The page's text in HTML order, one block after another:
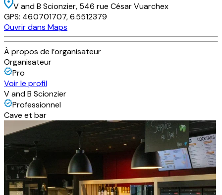
V and B Scionzier, 546 rue César Vuarchex
GPS: 46.0701707,6.5512379
Ouvrir dans Maps
À propos de l’organisateur
Organisateur
Pro
Voir le profil
V and B Scionzier
Professionnel
Cave et bar